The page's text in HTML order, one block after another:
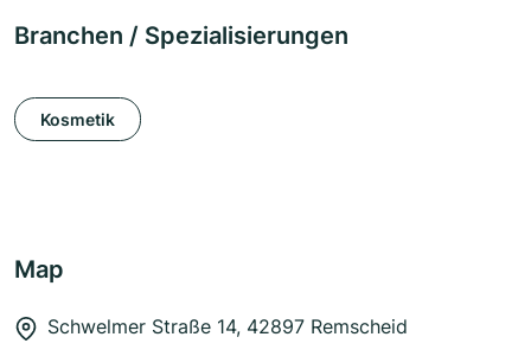
Branchen / Spezialisierungen
Kosmetik
Map
Schwelmer Straße 14, 42897 Remscheid